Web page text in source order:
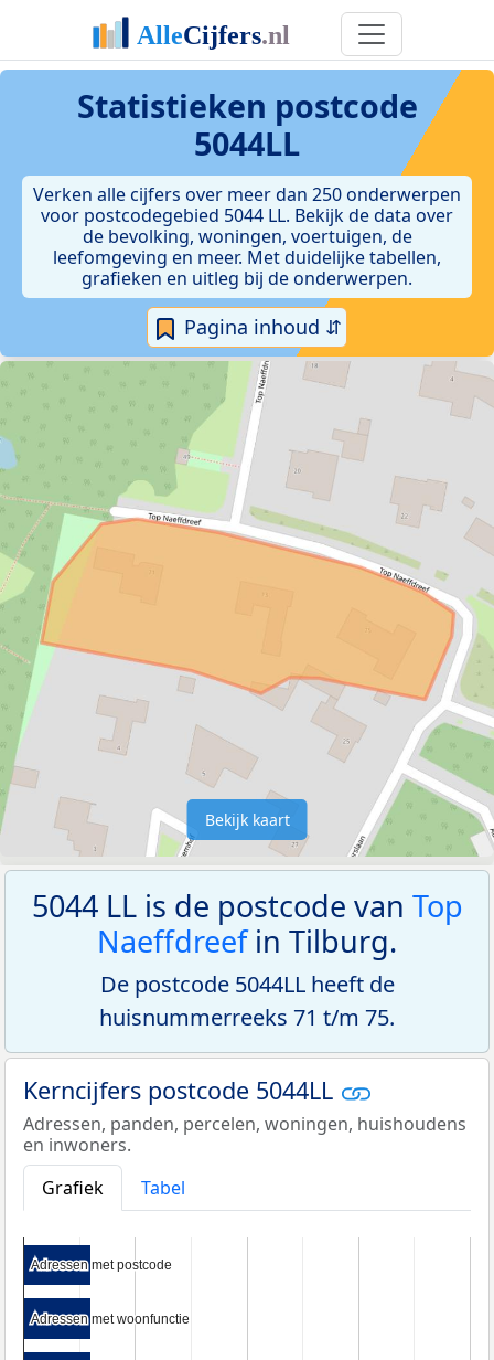
Statistieken postcode
5044LL
Verken alle cijfers over meer dan 250 onderwerpen
voor postcodegebied 5044 LL. Bekijk de data over
de bevolking, woningen, voertuigen, de
leefomgeving en meer. Met duidelijke tabellen,
grafieken en uitleg bij de onderwerpen.
Pagina inhoud ⇵
Bekijk kaart
5044 LL is de postcode van Top
Naeffdreefin Tilburg.
De postcode 5044LL heeft de
huisnummerreeks 71 t/m 75.
Kerncijfers postcode 5044LL
Adressen, panden, percelen, woningen, huishoudens
en inwoners.
Grafiek
Tabel
Adressen met postcode
Adressen met postcode
Adressen met woonfunctie
Adressen met woonfunctie